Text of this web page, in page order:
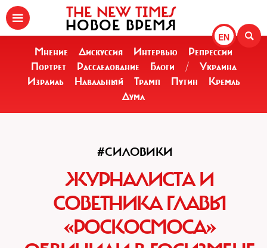
EN
THE NEW TIMES
НОВОЕ ВРЕМЯ
Мнение Дискуссия Интервью
Репрессии
Портрет
Расследование Блоги /
Украина
Израиль
Навальный Трамп Путин
Кремль
Дума
#СИЛОВИКИ
ЖУРНАЛИСТА И
СОВЕТНИКА ГЛАВЫ
«РОСКОСМОСА»